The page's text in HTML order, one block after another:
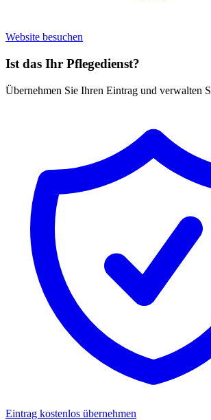
Website besuchen
Ist das Ihr Pflegedienst?
Übernehmen Sie Ihren Eintrag und verwalten
Eintrag kostenlos übernehmen